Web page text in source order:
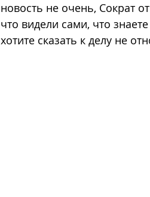
новость не очень, Сократ
что видели сами, что
хотите сказать к делу не